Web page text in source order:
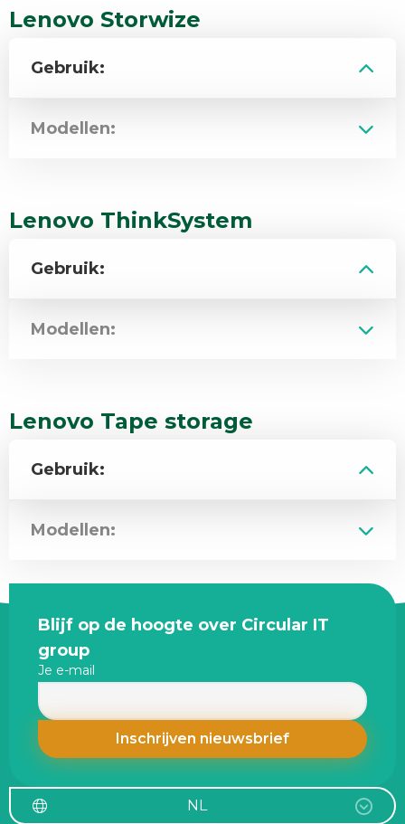
Lenovo Storwize
Gebruik:
Modellen:
Lenovo ThinkSystem
Gebruik:
Modellen:
Lenovo Tape storage
Gebruik:
Modellen:
Site
footer
Blijf op de hoogte over Circular IT
group
Je e-mail
NL